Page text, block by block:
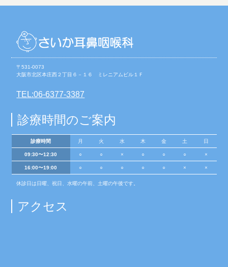
〒531-0073
大阪市北区本庄西２丁目６－１６ ミレニアムビル１Ｆ
TEL:06-6377-3387
診療時間のご案内
診療時間 月 火 水 木 金 土 日
09:30〜12:30 ○ ○ × ○ ○ ○ ×
16:00〜19:00 ○ ○ ○ ○ ○ × ×
休診日は日曜、祝日、水曜の午前、土曜の午後です。
アクセス